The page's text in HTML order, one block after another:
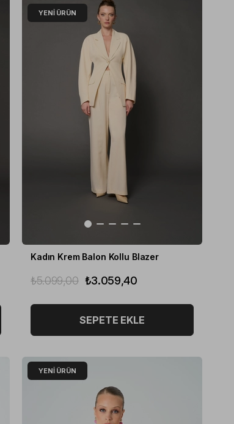
Kadın Krem Balon Kollu Blazer
₺3.059,40
₺5.099,00
SEPETE EKLE
YENI ÜRÜN
YENI ÜRÜN